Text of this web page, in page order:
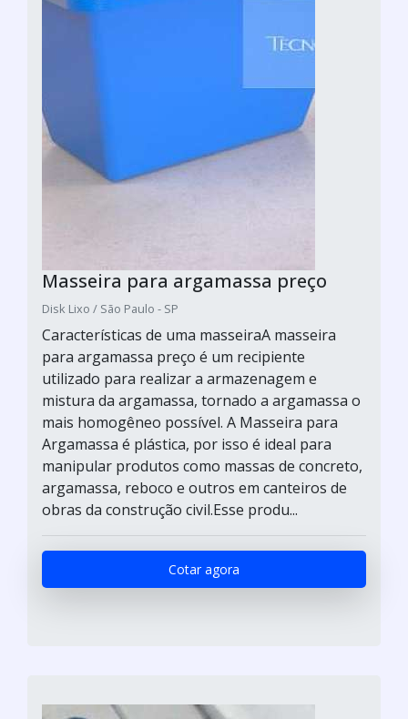
Masseira para argamassa preço
Disk Lixo / São Paulo - SP
Características de uma masseiraA masseira
para argamassa preço é um recipiente
utilizado para realizar a armazenagem e
mistura da argamassa, tornado a argamassa o
mais homogêneo possível. A Masseira para
Argamassa é plástica, por isso é ideal para
manipular produtos como massas de concreto,
argamassa, reboco e outros em canteiros de
obras da construção civil.Esse produ...
Cotar agora